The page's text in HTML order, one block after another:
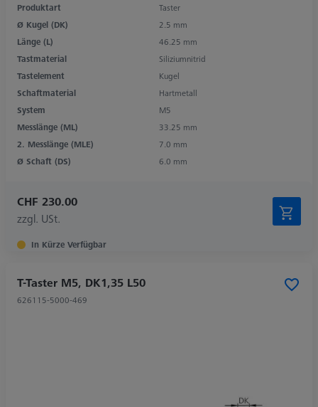
Produktart
Taster
Ø Kugel (DK)
2.5 mm
Länge (L)
46.25 mm
Tastmaterial
Siliziumnitrid
Tastelement
Kugel
Schaftmaterial
Hartmetall
System
M5
Messlänge (ML)
33.25 mm
2. Messlänge (MLE)
7.0 mm
Ø Schaft (DS)
6.0 mm
CHF 230.00
zzgl. USt.
In Kürze Verfügbar
T-Taster M5, DK1,35 L50
626115-5000-469